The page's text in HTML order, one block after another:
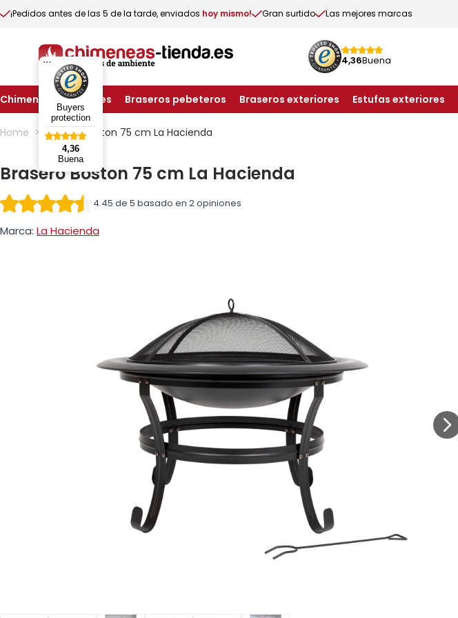
¡Pedidos antes de las 5 de la tarde, enviados hoy mismo! Gran surtido Las mejores marcas
4,36Buena
...
Buyers
protection
4,36
Buena
Chimeneas exteriores Braseros pebeteros Braseros exteriores Estufas exteriores
Skip to Content
Home > Brasero Boston 75 cm La Hacienda
Brasero Boston 75 cm La Hacienda
4.45 de 5 basado en 2 opiniones
Marca: La Hacienda